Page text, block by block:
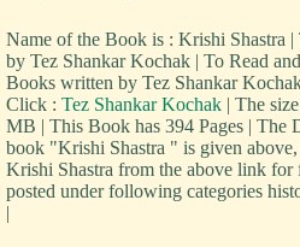
Name of the Book is : Krishi Shastra
by Tez Shankar Kochak | To Read
Books written by Tez Shankar
Click : Tez Shankar Kochak | The
MB | This Book has 394 Pages | The
book "Krishi Shastra " is given
Krishi Shastra from the above link for
posted under following categories
|